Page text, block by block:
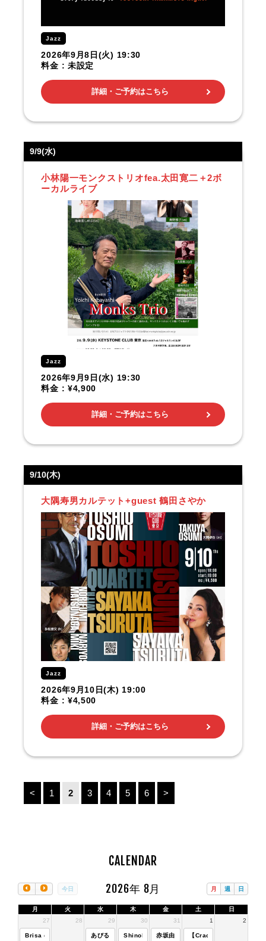
Jazz
2026年9月8日(火) 19:30
料金 : 未設定
詳細・ご予約はこちら
9/9(水)
小林陽一モンクストリオfea.太田寛二＋2ボ
ーカルライブ
Jazz
2026年9月9日(水) 19:30
料金 : ¥4,900
詳細・ご予約はこちら
9/10(木)
大隅寿男カルテット+guest 鶴田さやか
Jazz
2026年9月10日(木) 19:00
料金 : ¥4,500
詳細・ご予約はこちら
< 1 2 3 4 5 6 >
CALENDAR
今日 月 週 日
2026年 8月
月 火 水 木 金 土
日
27
28 29 30 31 1 2
Brisa de Verano YAMAMOTO KYOKO Group LIVE!
あびる竜太 Solo Piano Live
Shinobu Ota Sings Jazz
赤坂由香利トリオ【Crackers♪Club】